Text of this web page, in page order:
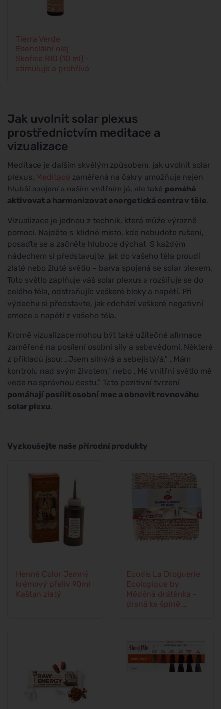
Tierra Verde
Esenciální olej
Skořice BIO (10 ml) -
stimuluje a prohřívá
Jak uvolnit solar plexus
prostřednictvím meditace a
vizualizace
Meditace je dalším skvělým způsobem, jak uvolnit solar
plexus. Meditace zaměřená na čakry umožňuje nejen
hlubší spojení s naším vnitřním já, ale také pomáhá
aktivovat a harmonizovat energetická centra v těle.
Vizualizace je jednou z technik, která může výrazně
pomoci. Najděte si klidné místo, kde nebudete rušeni,
posaďte se a začněte hluboce dýchat. S každým
nádechem si představujte, jak do vašeho těla proudí
zlaté nebo žluté světlo – barva spojená se solar plexem.
Toto světlo zaplňuje váš solar plexus a rozšiřuje se do
celého těla, odstraňujíc veškeré bloky a napětí. Při
výdechu si představte, jak odchází veškeré negativní
emoce a napětí z vašeho těla.
Kromě vizualizace mohou být také užitečné afirmace
zaměřené na posílení osobní síly a sebevědomí. Některé
z příkladů jsou: „Jsem silný/á a sebejistý/á," „Mám
kontrolu nad svým životem," nebo „Mé vnitřní světlo mě
vede na správnou cestu." Tato pozitivní tvrzení
pomáhají posílit osobní moc a obnovit rovnováhu
solar plexu.
Vyzkoušejte naše přírodní produkty
Henné Color Jemný
krémový přeliv 90ml
Kaštan zlatý
Ecodis La Droguerie
Ecologique by
Měděná drátěnka -
drsná ke špíně,